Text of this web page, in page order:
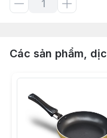
Các sản phẩm,